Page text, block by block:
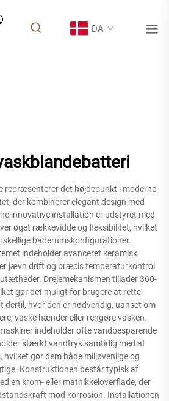
DA
repræsenterer det højdepunkt i moderne
der kombinerer elegant design med
innovative installation er udstyret med
øget rækkevidde og fleksibilitet, hvilket
baderumskonfigurationer.
indeholder avanceret keramisk
jævn drift og præcis temperaturkontrol
Drejemekanismen tillader 360-
gør det muligt for brugere at rette
hvor den er nødvendig, uanset om
vaske hænder eller rengøre vasken.
indeholder ofte vandbesparende
stærkt vandtryk samtidig med at
hvilket gør dem både miljøvenlige og
Konstruktionen består typisk af
en krom- eller matnikkeloverflade, der
mod korrosion. Installationen